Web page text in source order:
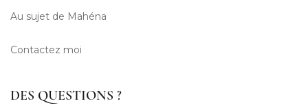
Au sujet de Mahéna
Contactez moi
DES QUESTIONS ?